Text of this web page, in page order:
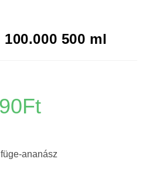
500 ml
Ft
ananász